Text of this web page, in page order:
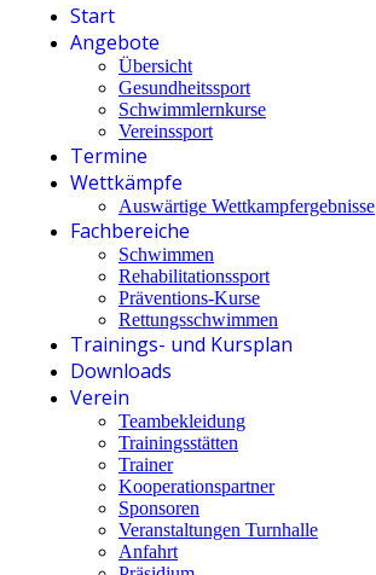
Start
Angebote
Übersicht
Gesundheitssport
Schwimmlernkurse
Vereinssport
Termine
Wettkämpfe
Auswärtige Wettkampfergebnisse
Fachbereiche
Schwimmen
Rehabilitationssport
Präventions-Kurse
Rettungsschwimmen
Trainings- und Kursplan
Downloads
Verein
Teambekleidung
Trainingsstätten
Trainer
Kooperationspartner
Sponsoren
Veranstaltungen Turnhalle
Anfahrt